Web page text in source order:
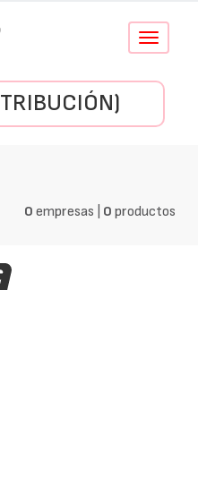
Conmutar
0 empresas | 0 productos